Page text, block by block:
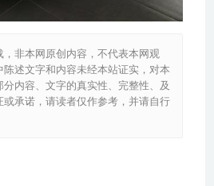
非本网原创内容，不代表本网观
陈述文字和内容未经本站证实，对本
内容、文字的真实性、完整性、及
或承诺，请读者仅作参考，并请自行